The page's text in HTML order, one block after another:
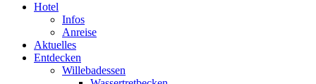
Hotel
Infos
Anreise
Aktuelles
Entdecken
Willebadessen